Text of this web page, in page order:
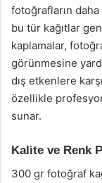
fotoğrafların
bu tür kağıtlar
kaplamalar,
görünmesine
dış etkenlere
özellikle
sunar.
Kalite ve Renk
300 gr fotoğraf